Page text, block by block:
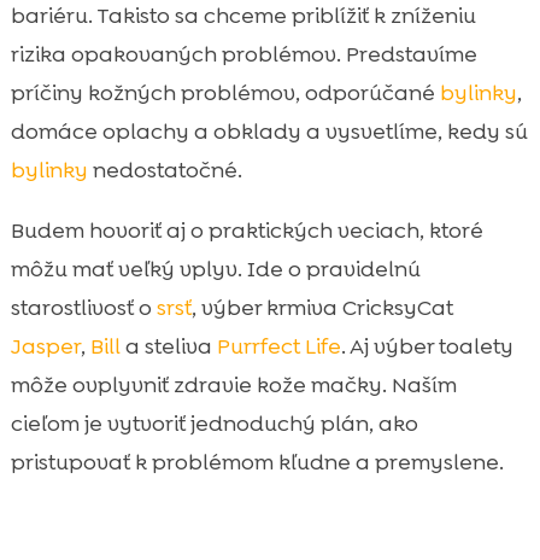
bariéru. Takisto sa chceme priblížiť k zníženiu
rizika opakovaných problémov. Predstavíme
príčiny kožných problémov, odporúčané bylinky,
domáce oplachy a obklady a vysvetlíme, kedy sú
bylinky nedostatočné.
Budem hovoriť aj o praktických veciach, ktoré
môžu mať veľký vplyv. Ide o pravidelnú
starostlivosť o srsť, výber krmiva CricksyCat
Jasper, Billa steliva Purrfect Life. Aj výber toalety
môže ovplyvniť zdravie kože mačky. Naším
cieľom je vytvoriť jednoduchý plán, ako
pristupovať k problémom kľudne a premyslene.